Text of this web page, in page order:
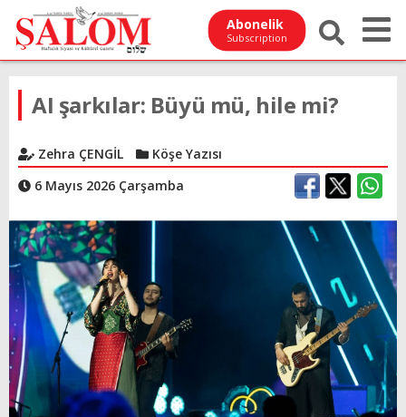
Abonelik
Subscription
AI şarkılar: Büyü mü, hile mi?
Zehra ÇENGİL
Köşe Yazısı
6 Mayıs 2026 Çarşamba